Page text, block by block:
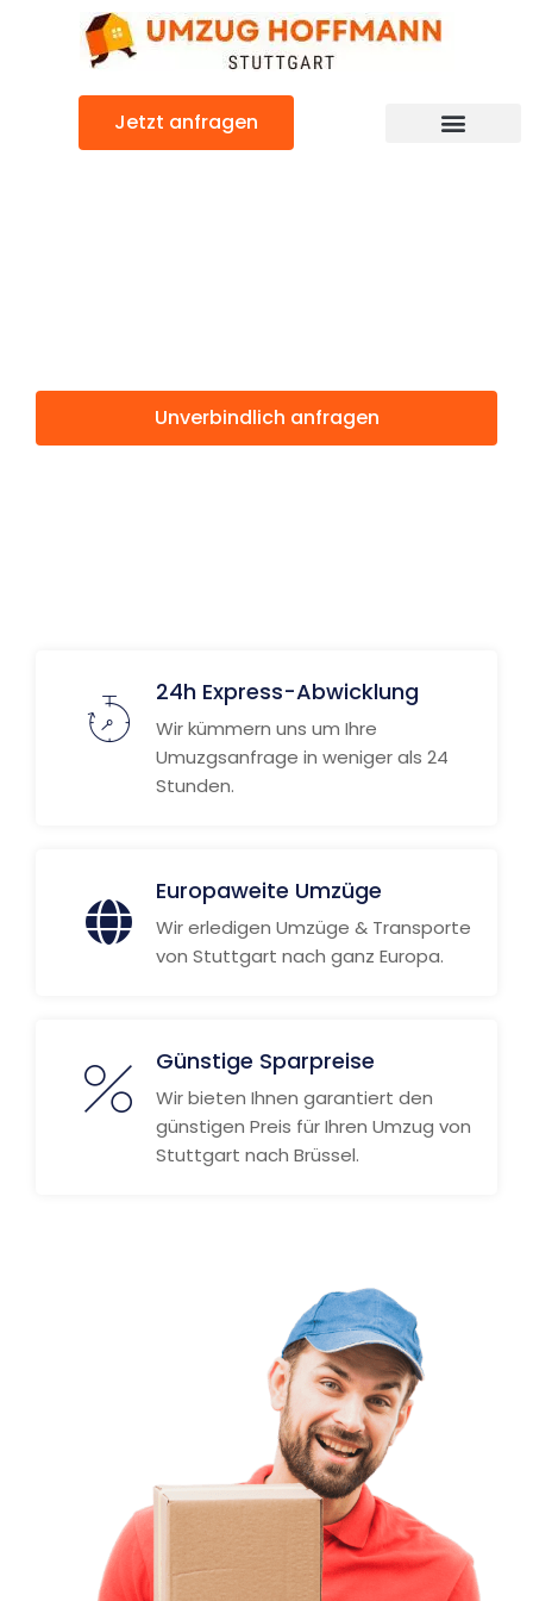
Jetzt anfragen
Unverbindlich anfragen
24h Express-Abwicklung
Wir kümmern uns um Ihre
Umuzgsanfrage in weniger als 24
Stunden.
Europaweite Umzüge
Wir erledigen Umzüge & Transporte
von Stuttgart nach ganz Europa.
Günstige Sparpreise
Wir bieten Ihnen garantiert den
günstigen Preis für Ihren Umzug von
Stuttgart nach Brüssel.